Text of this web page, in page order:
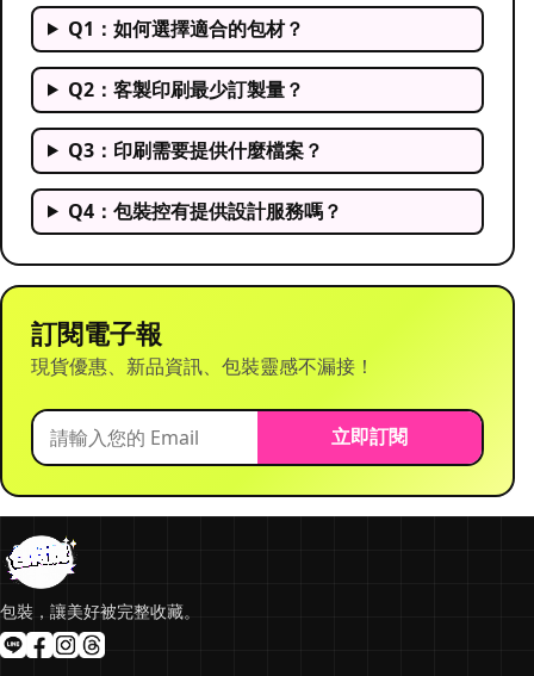
Q1：如何選擇適合的包材？
Q2：客製印刷最少訂製量？
Q3：印刷需要提供什麼檔案？
Q4：包裝控有提供設計服務嗎？
訂閱電子報
現貨優惠、新品資訊、包裝靈感不漏接！
立即訂閱
包裝，讓美好被完整收藏。